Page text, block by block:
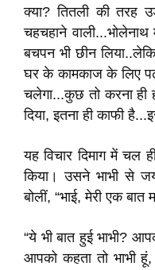
क्या? तितली की तरह
चहचहाने
बचपन भी छीन
घर के कामकाज के लिए
चलेगा...कुछ तो करना
दिया, इतना ही काफी
यह विचार दिमाग में
किया। उसने भाभी से
बोलीं, “भाई, मेरी एक बात
“ये भी बात हुई भाभी?
आपको कहता तो भाभी हूं,